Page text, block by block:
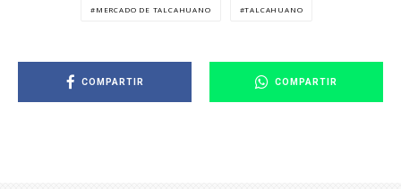
MERCADO DE TALCAHUANO TALCAHUANO
COMPARTIR COMPARTIR